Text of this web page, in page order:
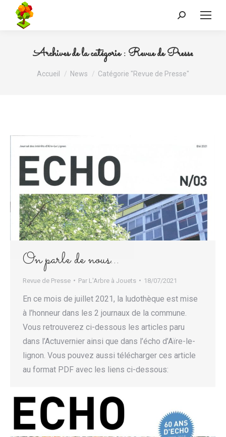
Recherche
Archives de la catégorie :Revue de Presse
Vous êtes ici :
Accueil News Catégorie "Revue de Presse"
On parle de nous…
Revue de Presse Par L'Arbre à Jouets 18/07/2021
En ce mois de juillet 2021, la ludothèque est mise
à l’honneur dans les 2 journaux de la commune.
Vous retrouverez ci-dessous les articles paru
dans l’Actuvernier ainsi que dans l’écho d’Aïre-le-
lignon. Vous pouvez aussi télécharger ces article
au format PDF avec les liens ci-dessous: